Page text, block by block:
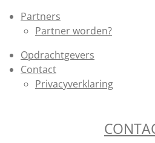
Partners
Partner worden?
Opdrachtgevers
Contact
Privacyverklaring